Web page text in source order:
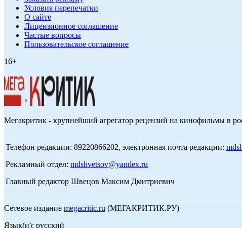
Условия перепечатки
О сайте
Лицензионное соглашение
Частые вопросы
Пользовательское соглашение
16+
Мегакритик - крупнейший агрегатор рецензий на кинофильмы в
Телефон редакции: 89220866202, электронная почта редакции:
Рекламный отдел: mdshvetsov@yandex.ru
Главный редактор Швецов Максим Дмитриевич
Сетевое издание megacritic.ru (МЕГАКРИТИК.РУ)
Язык(и): русский